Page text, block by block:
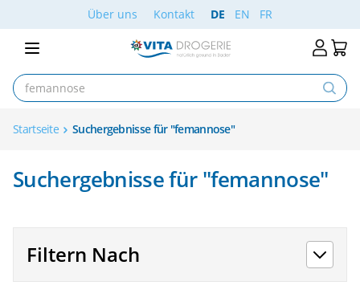
Skip to ContentÜber uns Kontakt DE EN FR
Startseite Suchergebnisse für "femannose"
Suchergebnisse für "femannose"
Filtern Nach